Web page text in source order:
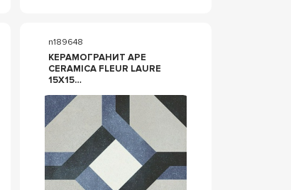
n189648
КЕРАМОГРАНИТ APE
CERAMICA FLEUR LAURE
15X15